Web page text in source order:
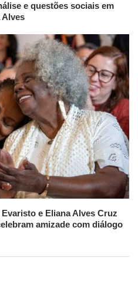
e questões sociais em
Alves
e Eliana Alves Cruz
amizade com diálogo